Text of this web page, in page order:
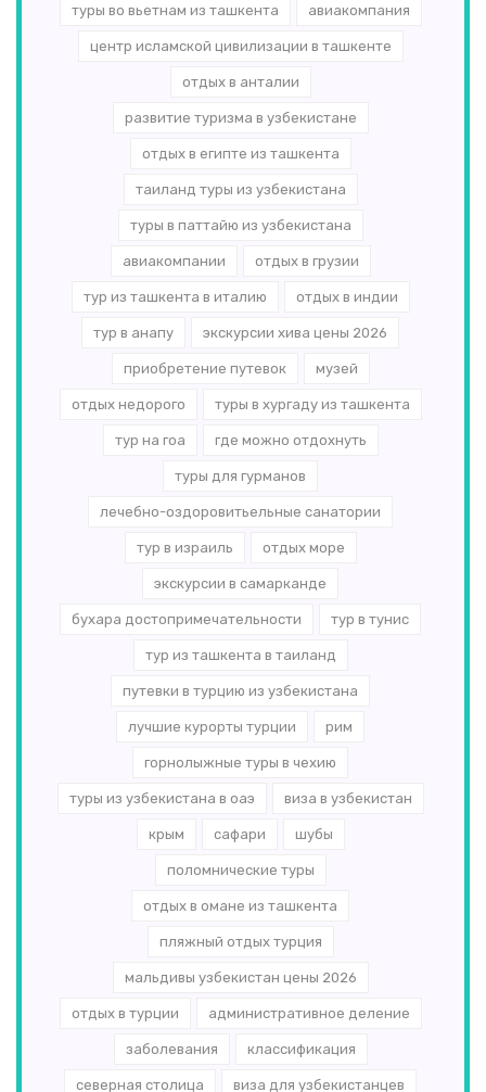
туры во вьетнам из ташкента авиакомпания
центр исламской цивилизации в ташкенте
отдых в анталии
развитие туризма в узбекистане
отдых в египте из ташкента
таиланд туры из узбекистана
туры в паттайю из узбекистана
авиакомпании отдых в грузии
тур из ташкента в италию отдых в индии
тур в анапу экскурсии хива цены 2026
приобретение путевок музей
отдых недорого туры в хургаду из ташкента
тур на гоа где можно отдохнуть
туры для гурманов
лечебно-оздоровитьельные санатории
тур в израиль отдых море
экскурсии в самарканде
бухара достопримечательности тур в тунис
тур из ташкента в таиланд
путевки в турцию из узбекистана
лучшие курорты турции рим
горнолыжные туры в чехию
туры из узбекистана в оаэ виза в узбекистан
крым сафари шубы
поломнические туры
отдых в омане из ташкента
пляжный отдых турция
мальдивы узбекистан цены 2026
отдых в турции административное деление
заболевания классификация
северная столица виза для узбекистанцев